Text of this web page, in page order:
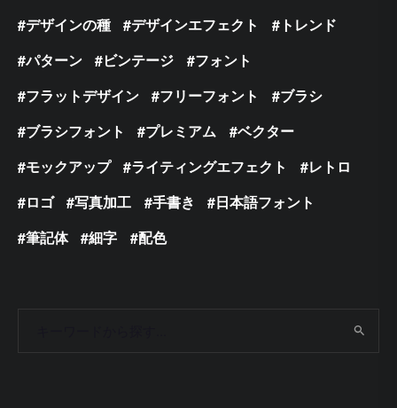
デザインの種
デザインエフェクト
トレンド
パターン
ビンテージ
フォント
フラットデザイン
フリーフォント
ブラシ
ブラシフォント
プレミアム
ベクター
モックアップ
ライティングエフェクト
レトロ
ロゴ
写真加工 手書き
日本語フォント
筆記体
細字 配色